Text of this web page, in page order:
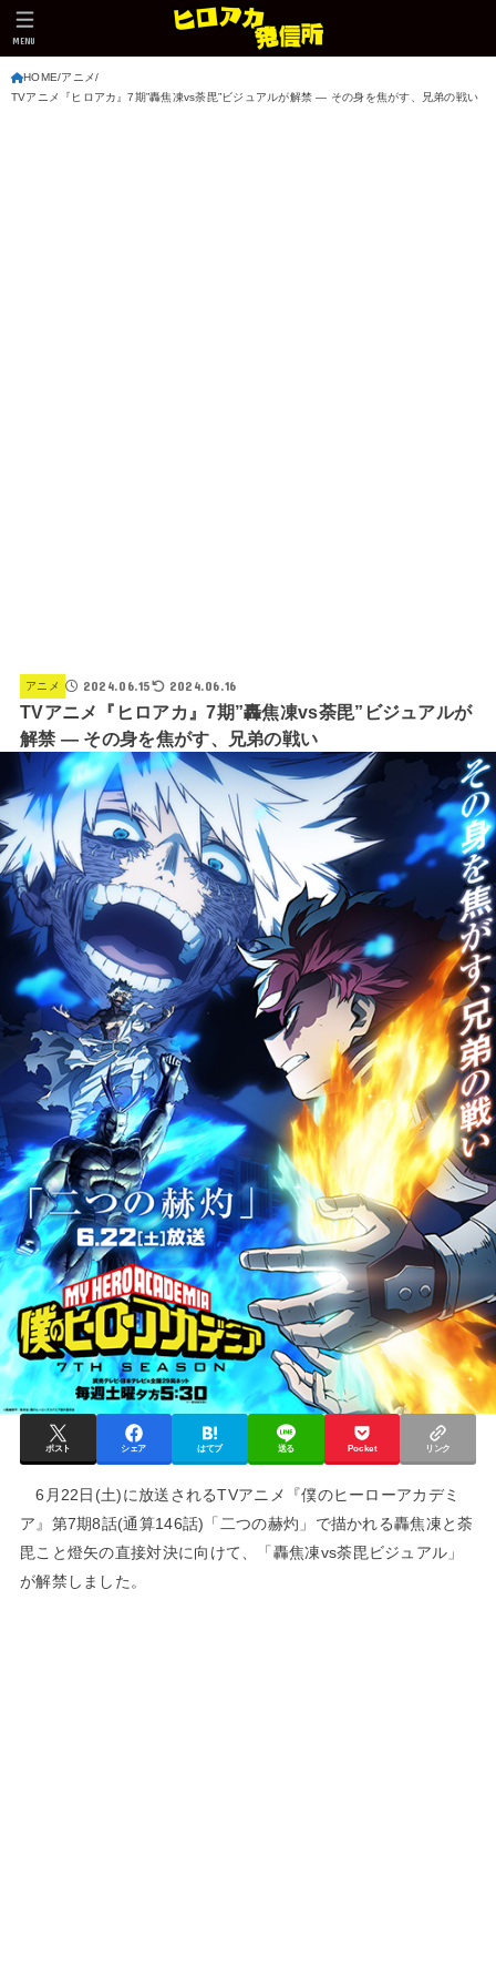
MENU
HOME アニメ
TVアニメ『ヒロアカ』7期”轟焦凍vs荼毘”ビジュアルが解禁 ― その身を焦がす、兄弟の戦い
アニメ 2024.06.15 2024.06.16
TVアニメ『ヒロアカ』7期”轟焦凍vs荼毘”ビジュアルが
解禁 ― その身を焦がす、兄弟の戦い
ポスト シェア はてブ 送る Pocket リンク
6月22日(土)に放送されるTVアニメ『僕のヒーローアカデミ
ア』第7期8話(通算146話)「二つの赫灼」で描かれる轟焦凍と荼
毘こと燈矢の直接対決に向けて、「轟焦凍vs荼毘ビジュアル」
が解禁しました。